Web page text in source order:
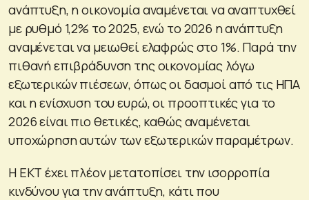
ανάπτυξη, η οικονομία αναμένεται να αναπτυχθεί
με ρυθμό 1,2% το 2025, ενώ το 2026 η ανάπτυξη
αναμένεται να μειωθεί ελαφρώς στο 1%. Παρά την
πιθανή επιβράδυνση της οικονομίας λόγω
εξωτερικών πιέσεων, όπως οι δασμοί από τις ΗΠΑ
και η ενίσχυση του ευρώ, οι προοπτικές για το
2026 είναι πιο θετικές, καθώς αναμένεται
υποχώρηση αυτών των εξωτερικών παραμέτρων.
Η ΕΚΤ έχει πλέον μετατοπίσει την ισορροπία
κινδύνου για την ανάπτυξη, κάτι που